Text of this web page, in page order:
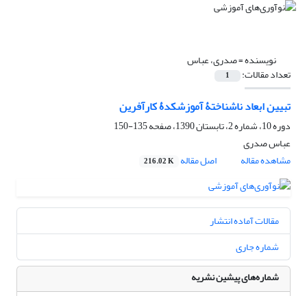
نویسنده =صدری، عباس
تعداد مقالات: 1
تبیین ابعاد ناشناختۀ آموزشکدۀ کارآفرین
دوره 10، شماره 2، تابستان 1390، صفحه
135-150
عباس صدری
مشاهده مقاله
اصل مقاله 216.02 K
مقالات آماده انتشار
شماره جاری
شماره‌های پیشین نشریه